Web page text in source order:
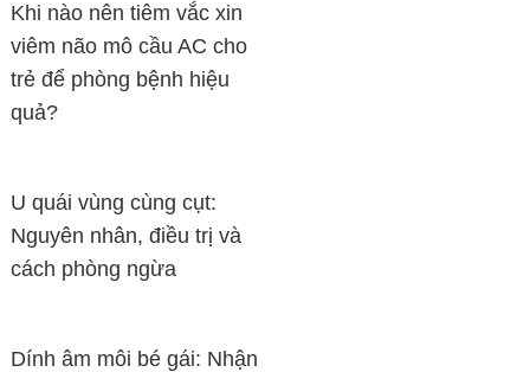
Khi nào nên tiêm vắc xin
viêm não mô cầu AC cho
trẻ để phòng bệnh hiệu
quả?
U quái vùng cùng cụt:
Nguyên nhân, điều trị và
cách phòng ngừa
Dính âm môi bé gái: Nhận